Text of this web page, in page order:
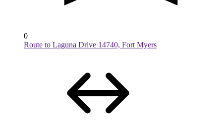
0
Route to Laguna Drive 14740, Fort Myers